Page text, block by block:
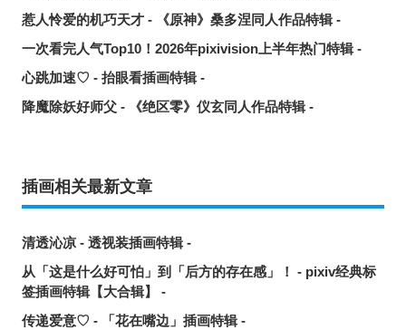
惹人怜爱的机巧天才 - 《原神》桑多涅同人作品特辑 -
一次看完人气Top10！2026年pixivision上半年热门特辑 -
心跳加速♡ - 抬眼看插画特辑 -
降魔除妖好师父 - 《绝区零》仪玄同人作品特辑 -
插画相关最新文章
清透沁凉 - 透视装插画特辑 -
从「这是什么好可怕」到「后方的存在感」！ - pixiv经典标
签插画特辑【大合辑】 -
传递爱意♡ - 「花在嘴边」插画特辑 -